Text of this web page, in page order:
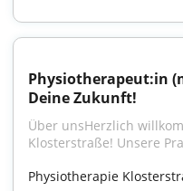
Physiotherapeut:in
Deine Zukunft!
Über unsHerzlich
Klosterstraße! Unsere
Physiotherapie